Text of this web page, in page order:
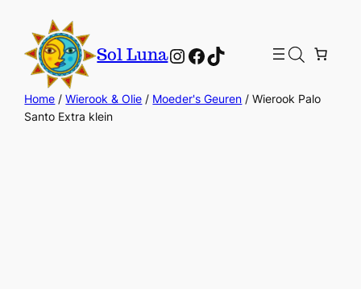
Sol LunaInstagram
Facebook
TikTok
Home /Wierook & Olie / Moeder's Geuren / Wierook Palo
Santo Extra klein